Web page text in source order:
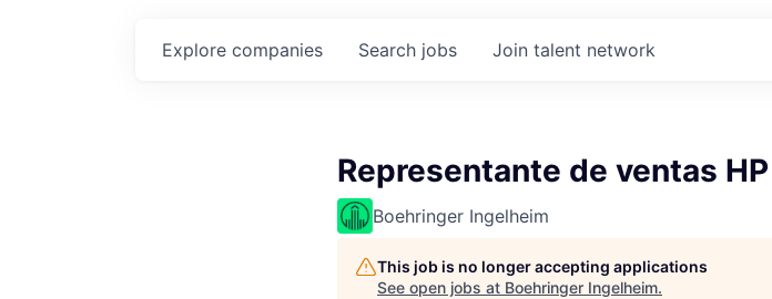
Search jobs
Explore companies Join talent network
Representante de ventas
Boehringer Ingelheim
This job is no longer accepting applications
See open jobs at Boehringer Ingelheim.